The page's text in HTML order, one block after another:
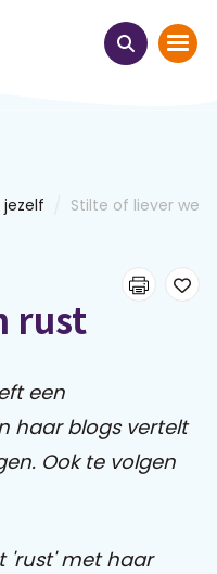
jezelf Stilte of liever
rust
een
haar blogs vertelt
Ook te volgen
'rust' met haar